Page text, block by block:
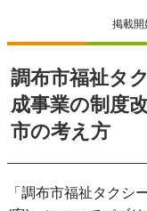
掲載開
調布市福祉タ
成事業の制度
市の考え方
「調布市福祉タクシ